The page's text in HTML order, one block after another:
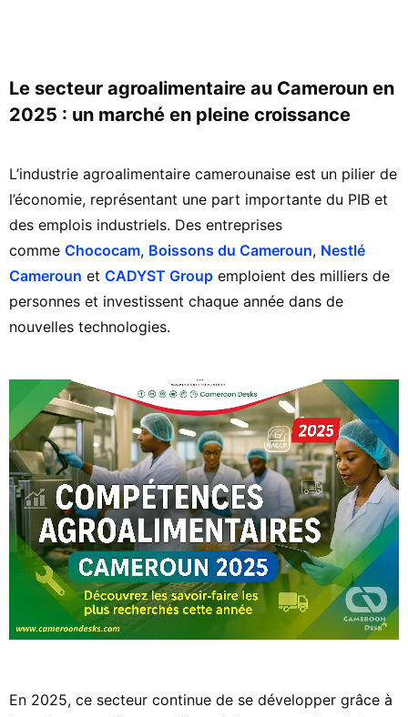
Le secteur agroalimentaire au Cameroun en
2025 : un marché en pleine croissance
L’industrie agroalimentaire camerounaise est un pilier de
l’économie, représentant une part importante du PIB et
des emplois industriels. Des entreprises
comme Chococam, Boissons du Cameroun, Nestlé
Cameroun et CADYST Group emploient des milliers de
personnes et investissent chaque année dans de
nouvelles technologies.
En 2025, ce secteur continue de se développer grâce à